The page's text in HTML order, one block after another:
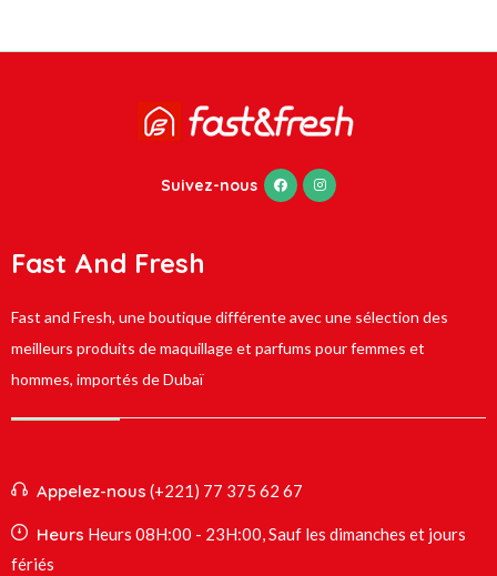
Suivez-nous
Fast And Fresh
Fast and Fresh, une boutique différente avec une sélection des
meilleurs produits de maquillage et parfums pour femmes et
hommes, importés de Dubaï
Appelez-nous (+221) 77 375 62 67
Heurs Heurs 08H:00 - 23H:00, Sauf les dimanches et jours
fériés